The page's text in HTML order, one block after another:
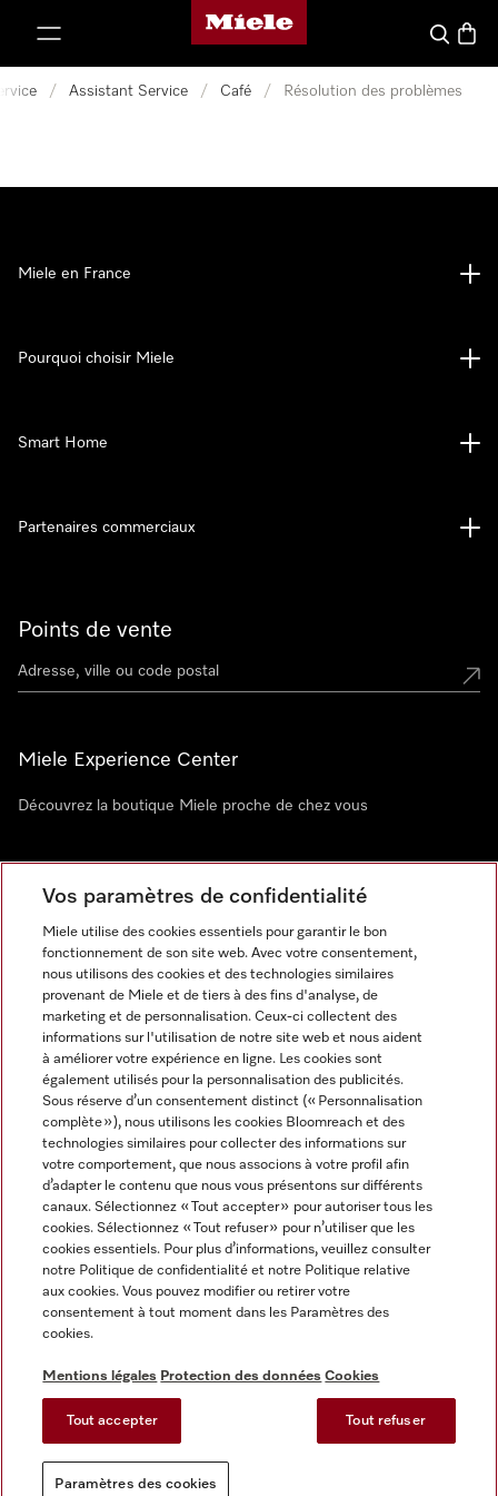
Page d'accueil Miele
Search
/ Assistant Service / Café / Résolution des problèmes
Points de vente
Miele Experience Center
Découvrez la boutique Miele proche de chez vous
Newsletter
Miele en France
Pourquoi choisir Miele
Smart Home
Partenaires commerciaux
Mentions légales
CGV
Protection des données
Conditions d'utilisation
Reglement sur les services numeriques
Paramètres des cookies
Miele sur Instagram
Miele sur Facebook
Miele sur Youtube
Vos paramètres de confidentialité
Miele utilise des cookies essentiels pour garantir le bon
fonctionnement de son site web. Avec votre consentement,
nous utilisons des cookies et des technologies similaires
provenant de Miele et de tiers à des fins d'analyse, de
marketing et de personnalisation. Ceux-ci collectent des
informations sur l'utilisation de notre site web et nous aident
à améliorer votre expérience en ligne. Les cookies sont
également utilisés pour la personnalisation des publicités.
Sous réserve d’un consentement distinct (« Personnalisation
complète »), nous utilisons les cookies Bloomreach et des
technologies similaires pour collecter des informations sur
votre comportement, que nous associons à votre profil afin
d’adapter le contenu que nous vous présentons sur différents
canaux. Sélectionnez « Tout accepter » pour autoriser tous les
cookies. Sélectionnez « Tout refuser » pour n’utiliser que les
cookies essentiels. Pour plus d’informations, veuillez consulter
notre Politique de confidentialité et notre Politique relative
aux cookies. Vous pouvez modifier ou retirer votre
consentement à tout moment dans les Paramètres des
cookies.
Mentions légales Protection des données Cookies
Tout accepter Tout refuser
Paramètres des cookies